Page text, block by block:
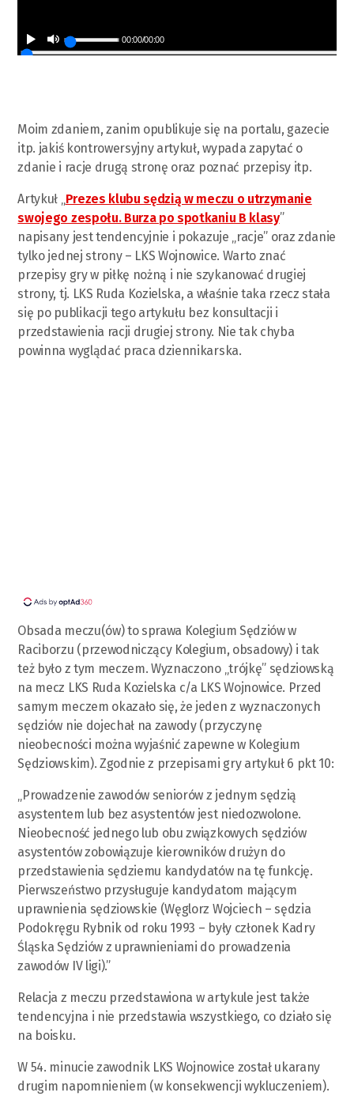
00:00/00:00
Moim zdaniem, zanim opublikuje się na portalu, gazecie
itp. jakiś kontrowersyjny artykuł, wypada zapytać o
zdanie i racje drugą stronę oraz poznać przepisy itp.
Artykuł „ Prezes klubu sędzią w meczu o utrzymanie
swojego zespołu. Burza po spotkaniu B klasy”
napisany jest tendencyjnie i pokazuje „racje” oraz zdanie
tylko jednej strony – LKS Wojnowice. Warto znać
przepisy gry w piłkę nożną i nie szykanować drugiej
strony, tj. LKS Ruda Kozielska, a właśnie taka rzecz stała
się po publikacji tego artykułu bez konsultacji i
przedstawienia racji drugiej strony. Nie tak chyba
powinna wyglądać praca dziennikarska.
Obsada meczu(ów) to sprawa Kolegium Sędziów w
Raciborzu (przewodniczący Kolegium, obsadowy) i tak
też było z tym meczem. Wyznaczono „trójkę” sędziowską
na mecz LKS Ruda Kozielska c/a LKS Wojnowice. Przed
samym meczem okazało się, że jeden z wyznaczonych
sędziów nie dojechał na zawody (przyczynę
nieobecności można wyjaśnić zapewne w Kolegium
Sędziowskim). Zgodnie z przepisami gry artykuł 6 pkt 10:
„Prowadzenie zawodów seniorów z jednym sędzią
asystentem lub bez asystentów jest niedozwolone.
Nieobecność jednego lub obu związkowych sędziów
asystentów zobowiązuje kierowników drużyn do
przedstawienia sędziemu kandydatów na tę funkcję.
Pierwszeństwo przysługuje kandydatom mającym
uprawnienia sędziowskie (Węglorz Wojciech – sędzia
Podokręgu Rybnik od roku 1993 – były członek Kadry
Śląska Sędziów z uprawnieniami do prowadzenia
zawodów IV ligi).”
Relacja z meczu przedstawiona w artykule jest także
tendencyjna i nie przedstawia wszystkiego, co działo się
na boisku.
W 54. minucie zawodnik LKS Wojnowice został ukarany
drugim napomnieniem (w konsekwencji wykluczeniem).